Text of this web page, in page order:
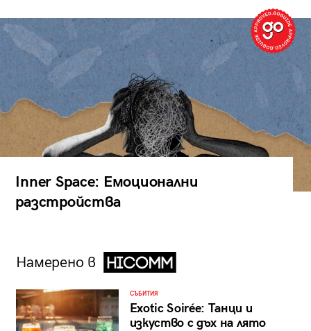
Inner Space: Емоционални
разстройства
Намерено в
СЪБИТИЯ
Exotic Soirée: Танци и
изкуство с дъх на лято